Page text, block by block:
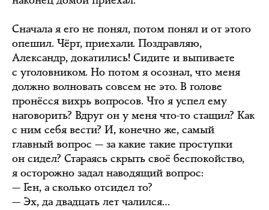
Сначала я его не понял, потом понял и от этого
опешил. Чёрт, приехали. Поздравляю,
Александр, докатились! Сидите и выпиваете
с уголовником. Но потом я осознал, что меня
должно волновать совсем не это. В голове
пронёсся вихрь вопросов. Что я успел ему
наговорить? Вдруг он у меня что-то стащил? Как
с ним себя вести? И, конечно же, самый
главный вопрос — за какие такие проступки
он сидел? Стараясь скрыть своё беспокойство,
я осторожно задал наводящий вопрос:
— Ген, а сколько отсидел то?
— Эх, да двадцать лет чалился…